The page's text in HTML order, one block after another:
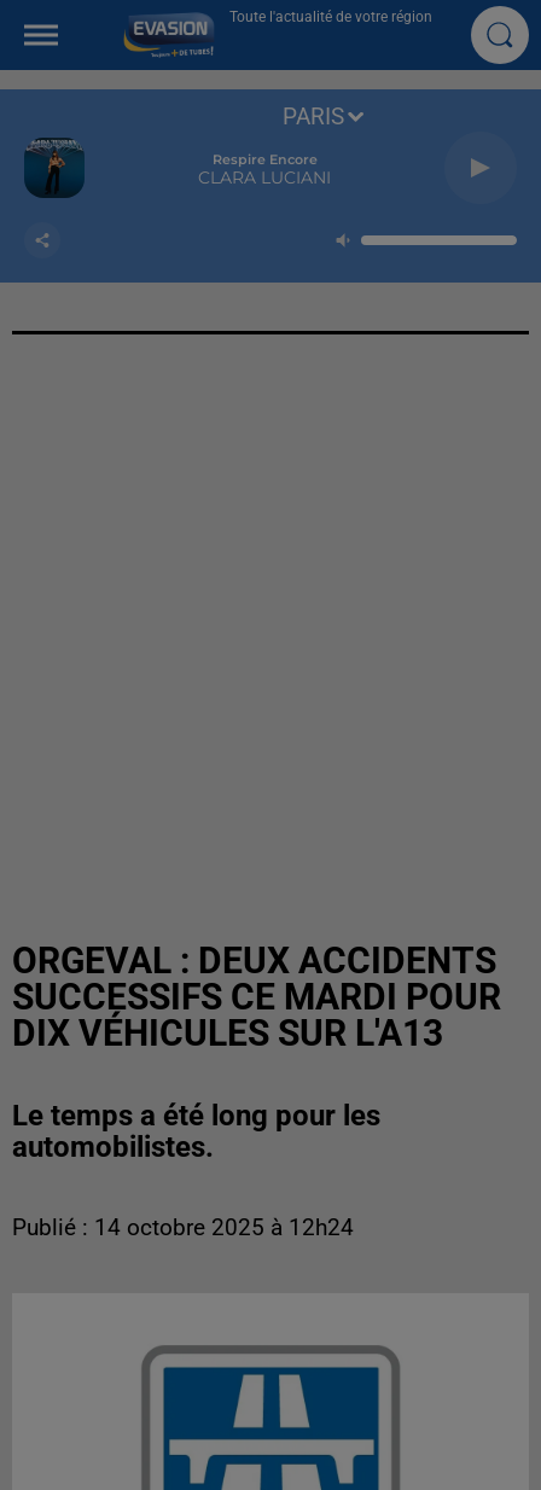
Toute l'actualité de votre région
Respire Encore
CLARA LUCIANI
PARIS
ORGEVAL : DEUX ACCIDENTS
SUCCESSIFS CE MARDI POUR
DIX VÉHICULES SUR L'A13
Le temps a été long pour les
automobilistes.
Publié : 14 octobre 2025 à 12h24